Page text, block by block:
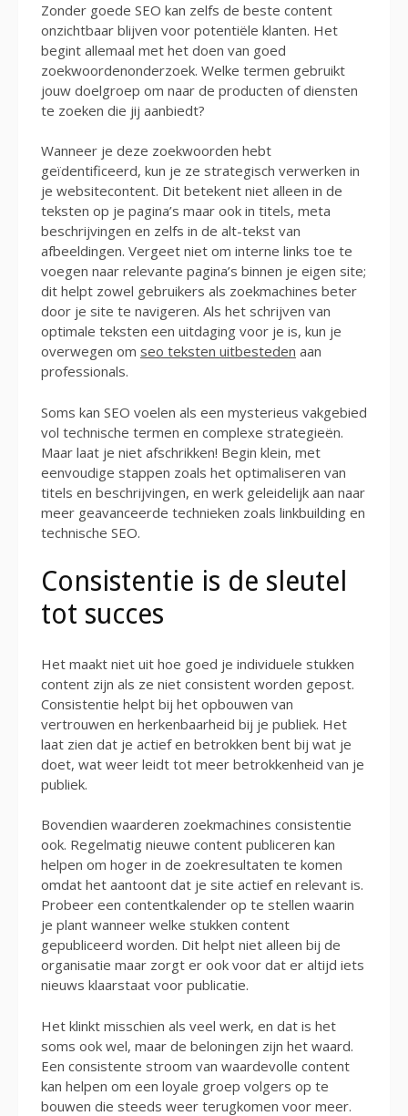
Zonder goede SEO kan zelfs de beste content
onzichtbaar blijven voor potentiële klanten. Het
begint allemaal met het doen van goed
zoekwoordenonderzoek. Welke termen gebruikt
jouw doelgroep om naar de producten of diensten
te zoeken die jij aanbiedt?
Wanneer je deze zoekwoorden hebt
geïdentificeerd, kun je ze strategisch verwerken in
je websitecontent. Dit betekent niet alleen in de
teksten op je pagina’s maar ook in titels, meta
beschrijvingen en zelfs in de alt-tekst van
afbeeldingen. Vergeet niet om interne links toe te
voegen naar relevante pagina’s binnen je eigen site;
dit helpt zowel gebruikers als zoekmachines beter
door je site te navigeren. Als het schrijven van
optimale teksten een uitdaging voor je is, kun je
overwegen om seo teksten uitbesteden aan
professionals.
Soms kan SEO voelen als een mysterieus vakgebied
vol technische termen en complexe strategieën.
Maar laat je niet afschrikken! Begin klein, met
eenvoudige stappen zoals het optimaliseren van
titels en beschrijvingen, en werk geleidelijk aan naar
meer geavanceerde technieken zoals linkbuilding en
technische SEO.
Consistentie is de sleutel
tot succes
Het maakt niet uit hoe goed je individuele stukken
content zijn als ze niet consistent worden gepost.
Consistentie helpt bij het opbouwen van
vertrouwen en herkenbaarheid bij je publiek. Het
laat zien dat je actief en betrokken bent bij wat je
doet, wat weer leidt tot meer betrokkenheid van je
publiek.
Bovendien waarderen zoekmachines consistentie
ook. Regelmatig nieuwe content publiceren kan
helpen om hoger in de zoekresultaten te komen
omdat het aantoont dat je site actief en relevant is.
Probeer een contentkalender op te stellen waarin
je plant wanneer welke stukken content
gepubliceerd worden. Dit helpt niet alleen bij de
organisatie maar zorgt er ook voor dat er altijd iets
nieuws klaarstaat voor publicatie.
Het klinkt misschien als veel werk, en dat is het
soms ook wel, maar de beloningen zijn het waard.
Een consistente stroom van waardevolle content
kan helpen om een loyale groep volgers op te
bouwen die steeds weer terugkomen voor meer.